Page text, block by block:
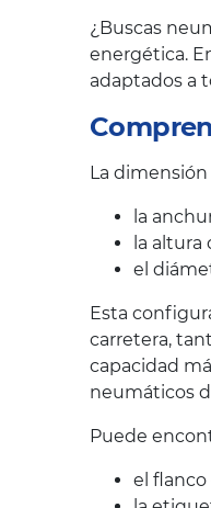
¿Buscas
energética.
adaptados a
La
la
la
el
Esta
carretera,
capacidad
neumáticos
Puede
el